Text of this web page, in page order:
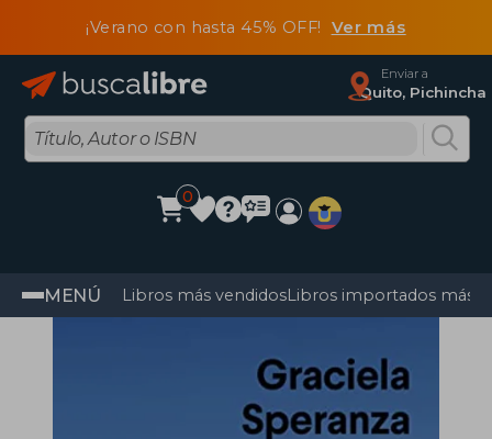
¡Verano con hasta 45% OFF! Ver más
Enviar a
Quito, Pichincha
0
MENÚ Libros más vendidosLibros importados más